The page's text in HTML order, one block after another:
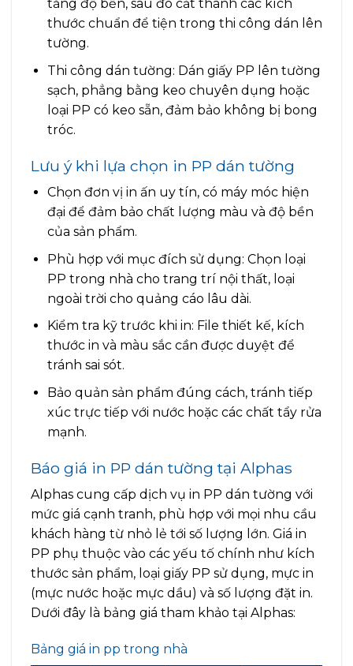
tăng độ bền, sau đó cắt thành các kích
thước chuẩn để tiện trong thi công dán lên
tường.
Thi công dán tường: Dán giấy PP lên tường
sạch, phẳng bằng keo chuyên dụng hoặc
loại PP có keo sẵn, đảm bảo không bị bong
tróc.
Lưu ý khi lựa chọn in PP dán tường
Chọn đơn vị in ấn uy tín, có máy móc hiện
đại để đảm bảo chất lượng màu và độ bền
của sản phẩm.
Phù hợp với mục đích sử dụng: Chọn loại
PP trong nhà cho trang trí nội thất, loại
ngoài trời cho quảng cáo lâu dài.
Kiểm tra kỹ trước khi in: File thiết kế, kích
thước in và màu sắc cần được duyệt để
tránh sai sót.
Bảo quản sản phẩm đúng cách, tránh tiếp
xúc trực tiếp với nước hoặc các chất tẩy rửa
mạnh.
Báo giá in PP dán tường tại Alphas
Alphas cung cấp dịch vụ in PP dán tường với
mức giá cạnh tranh, phù hợp với mọi nhu cầu
khách hàng từ nhỏ lẻ tới số lượng lớn. Giá in
PP phụ thuộc vào các yếu tố chính như kích
thước sản phẩm, loại giấy PP sử dụng, mực in
(mực nước hoặc mực dầu) và số lượng đặt in.
Dưới đây là bảng giá tham khảo tại Alphas:
Bảng giá in pp trong nhà